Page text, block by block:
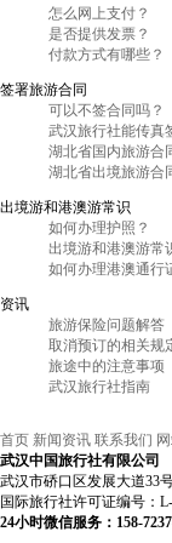
怎么网上支付？
是否提供发票？
付款方式有哪些？
签署旅游合同
可以不签合同吗？
武汉旅行社能传真
湖北省国内旅游合
湖北省出境旅游合
出境游和港澳游常识
如何办理护照？
出境游和港澳游常
如何办理港澳通行
资讯
旅游保险问题解答
取消预订的相关规
旅途中的注意事项
武汉旅行社指南
首页 新闻资讯 联系我们
武汉中国旅行社有限公司
武汉市硚口区发展大道33
国际旅行社许可证编号：
24小时微信服务：158-